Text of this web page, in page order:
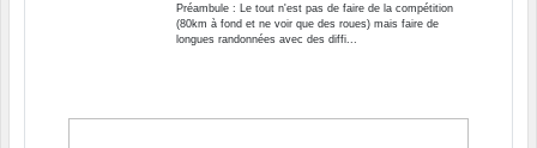
Préambule : Le tout n'est pas de faire de la compétition
(80km à fond et ne voir que des roues) mais faire de
longues randonnées avec des diffi...